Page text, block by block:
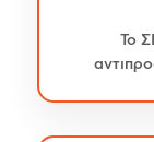
Το